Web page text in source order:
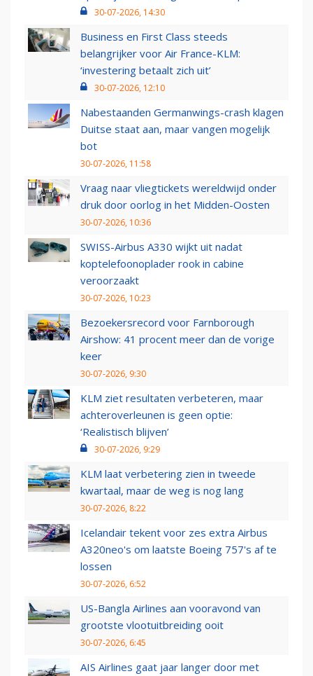
30-07-2026, 14:30
Business en First Class steeds
belangrijker voor Air France-KLM:
‘investering betaalt zich uit’
30-07-2026, 12:10
Nabestaanden Germanwings-crash klagen
Duitse staat aan, maar vangen mogelijk
bot
30-07-2026, 11:58
Vraag naar vliegtickets wereldwijd onder
druk door oorlog in het Midden-Oosten
30-07-2026, 10:36
SWISS-Airbus A330 wijkt uit nadat
koptelefoonoplader rook in cabine
veroorzaakt
30-07-2026, 10:23
Bezoekersrecord voor Farnborough
Airshow: 41 procent meer dan de vorige
keer
30-07-2026, 9:30
KLM ziet resultaten verbeteren, maar
achteroverleunen is geen optie:
‘Realistisch blijven’
30-07-2026, 9:29
KLM laat verbetering zien in tweede
kwartaal, maar de weg is nog lang
30-07-2026, 8:22
Icelandair tekent voor zes extra Airbus
A320neo's om laatste Boeing 757's af te
lossen
30-07-2026, 6:52
US-Bangla Airlines aan vooravond van
grootste vlootuitbreiding ooit
30-07-2026, 6:45
AIS Airlines gaat jaar langer door met